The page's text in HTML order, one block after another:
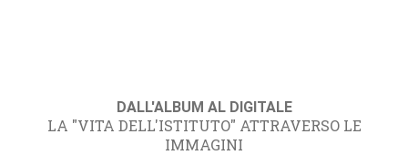
DALL'ALBUM AL DIGITALE
LA "VITA DELL'ISTITUTO" ATTRAVERSO LE
IMMAGINI